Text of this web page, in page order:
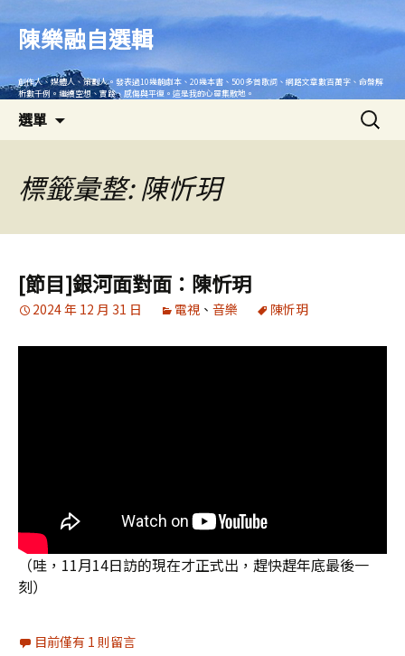
內
陳樂融自選輯
創作人、媒體人、策劃人。發表過10幾齣劇本、20幾本書、500多首歌詞、網路文章數百萬字、命盤解
析數千例。繼續空想、實踐、感傷與平復。這是我的心靈集散地。
選單
搜
尋
標籤彙整: 陳忻玥
[節目]銀河面對面：陳忻玥
2024 年 12 月 31 日 電視 、 音樂 陳忻玥
（哇，11月14日訪的現在才正式出，趕快趕年底最後一
刻）
目前僅有 1 則留言